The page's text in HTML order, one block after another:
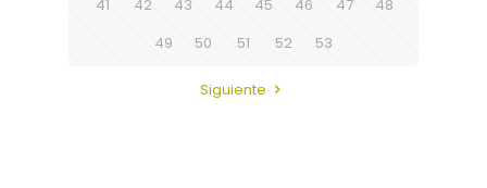
41
42 43 44 45 46 47
48
49
50 51 52 53
Siguiente